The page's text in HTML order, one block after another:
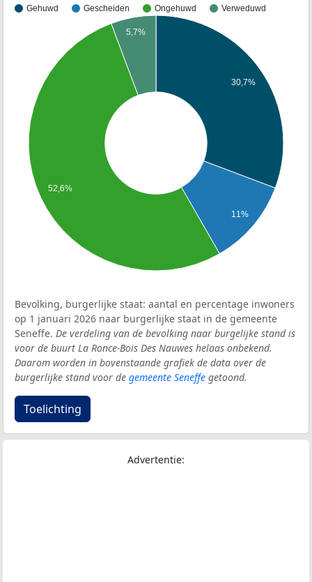
Gehuwd Gescheiden Ongehuwd Verweduwd
30,7%
11%
5,7%
52,6%
Bevolking, burgerlijke staat: aantal en percentage inwoners
op 1 januari 2026 naar burgerlijke staat in de gemeente
Seneffe. De verdeling van de bevolking naar burgelijke stand is
voor de buurt La Ronce-Bois Des Nauwes helaas onbekend.
Daarom worden in bovenstaande grafiek de data over de
burgerlijke stand voor de gemeente Seneffe getoond.
Toelichting
Advertentie: